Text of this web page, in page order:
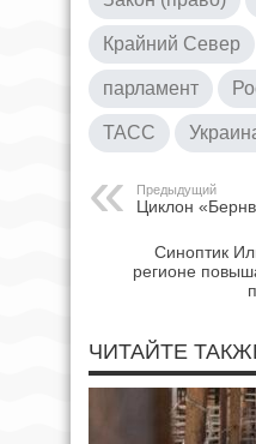
Крайний Север
парламент
ТАСС
Предыдущий
Циклон
Синоптик
регионе
ЧИТАЙТЕ